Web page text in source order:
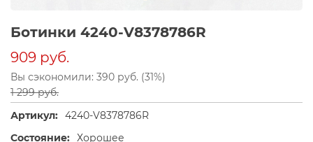
Ботинки 4240-V8378786R
909 руб.
Вы сэкономили: 390 руб. (31%)
1 299 руб.
Артикул: 4240-V8378786R
Состояние: Хорошее